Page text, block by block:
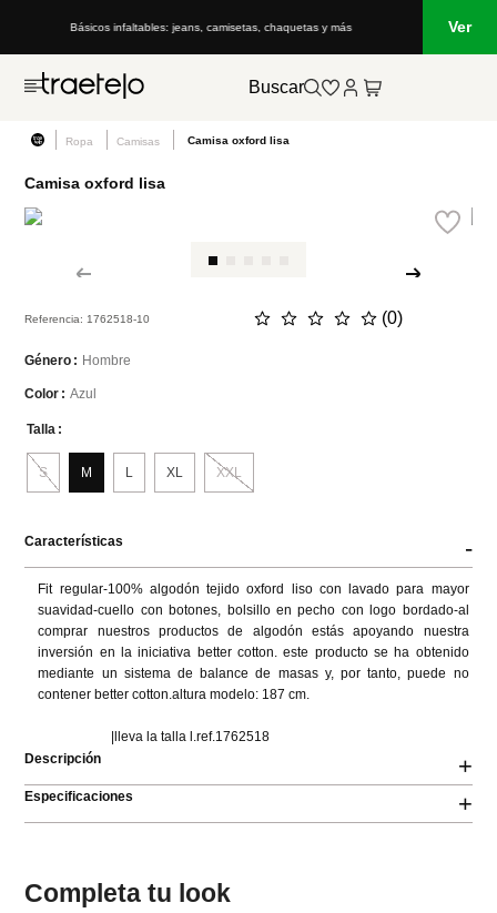
Básicos infaltables: jeans, camisetas, chaquetas y más Ver
Buscar
Ropa Camisas Camisa oxford lisa
Camisa oxford lisa
Referencia: 1762518-10 ☆ ☆ ☆ ☆ ☆ (0)
Género Hombre
Color Azul
Talla
L
M
S XL XXL
Características -
Fit regular-100% algodón tejido oxford liso con lavado para mayor
suavidad-cuello con botones, bolsillo en pecho con logo bordado-al
comprar nuestros productos de algodón estás apoyando nuestra
inversión en la iniciativa better cotton. este producto se ha obtenido
mediante un sistema de balance de masas y, por tanto, puede no
contener better cotton.altura modelo: 187 cm.
                      |lleva la talla l.ref.1762518
Descripción
+
Especificaciones +
Completa tu look